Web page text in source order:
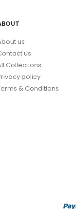
us
us
Collections
policy
& Conditions